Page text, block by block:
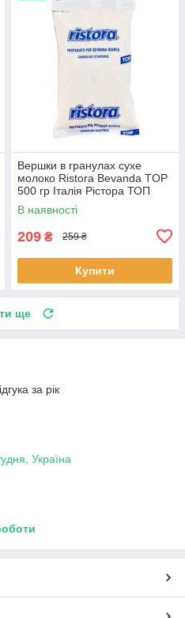
Вершки в гранулах сухе
молоко Ristora Bevanda TOP
500 гр Італія Рістора ТОП
В наявності
209 ₴ 259 ₴
Купити
ще
за рік
Україна